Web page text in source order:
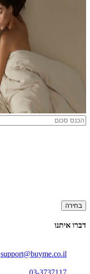
בחירה
דברו איתנו
support@buyme.co.il